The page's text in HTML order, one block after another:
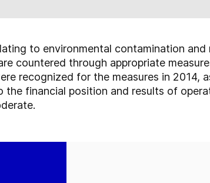
to environmental contamination and
countered through appropriate
recognized for the measures in 2014,
financial position and results of